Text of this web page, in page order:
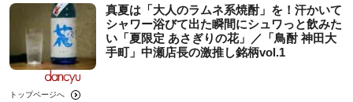
真夏は「大人のラムネ系焼酎」を！汗かいて
シャワー浴びて出た瞬間にシュワっと飲みた
い「夏限定 あさぎりの花」／「鳥酎 神田大
手町」中瀬店長の激推し銘柄vol.1
トップページへ